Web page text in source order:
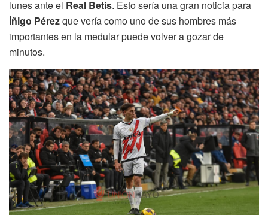
lunes ante el Real Betis. Esto sería una gran noticia para
Íñigo Pérezque vería como uno de sus hombres más
importantes en la medular puede volver a gozar de
minutos.